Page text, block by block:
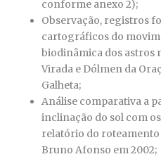
conforme anexo 2);
Observação, registros
cartográficos do
biodinâmica dos astros
Virada e Dólmen da
Galheta;
Análise comparativa a
inclinação do sol com
relatório do
Bruno Afonso em 2002;